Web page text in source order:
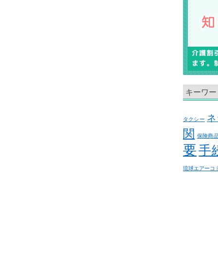
キーワ
タクシー
関 保険商
要手
琉球エアーコ